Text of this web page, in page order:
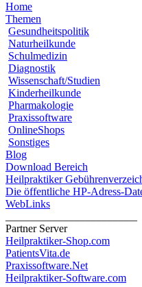
Home
Themen
Gesundheitspolitik
Naturheilkunde
Schulmedizin
Diagnostik
Wissenschaft/Studien
Kinderheilkunde
Pharmakologie
Praxissoftware
OnlineShops
Sonstiges
Blog
Download Bereich
Heilpraktiker
Die öffentliche HP-Adress-
WebLinks
Partner Server
Heilpraktiker-Shop.com
PatientsVita.de
Praxissoftware.Net
Heilpraktiker-Software.com